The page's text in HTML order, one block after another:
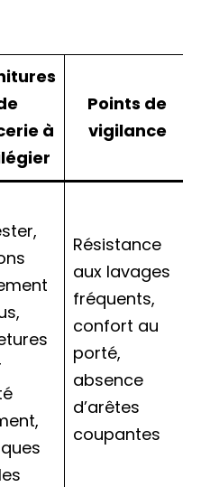
à
Points de
vigilance
Résistance
aux lavages
fréquents,
confort au
porté,
absence
d’arêtes
coupantes